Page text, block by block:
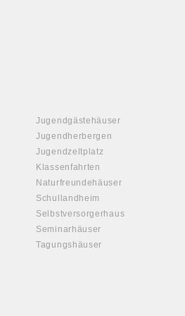
Jugendgästehäuser
Jugendherbergen
Jugendzeltplatz
Klassenfahrten
Naturfreundehäuser
Schullandheim
Selbstversorgerhaus
Seminarhäuser
Tagungshäuser